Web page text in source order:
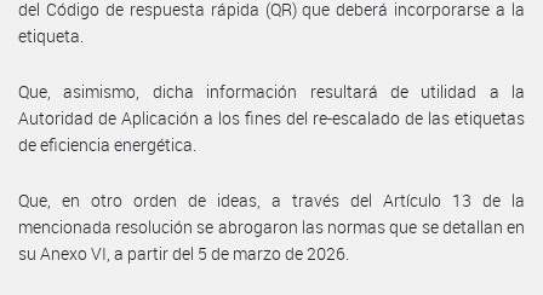
del Código de respuesta rápida (QR) que deberá incorporarse a la
etiqueta.
Que, asimismo, dicha información resultará de utilidad a la
Autoridad de Aplicación a los fines del re-escalado de las etiquetas
de eficiencia energética.
Que, en otro orden de ideas, a través del Artículo 13 de la
mencionada resolución se abrogaron las normas que se detallan en
su Anexo VI, a partir del 5 de marzo de 2026.